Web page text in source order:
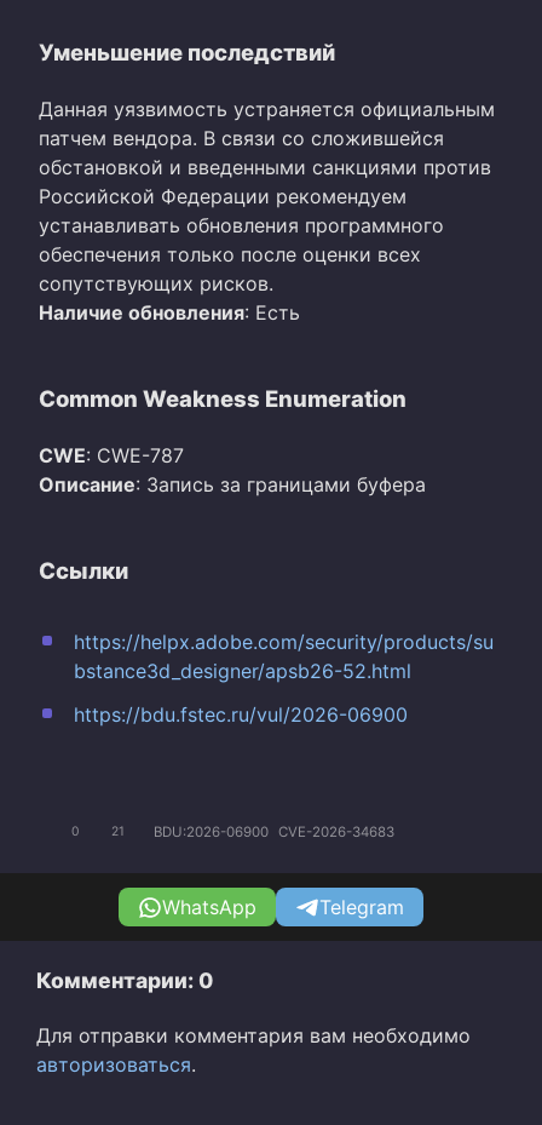
Уменьшение последствий
Данная уязвимость устраняется официальным
патчем вендора. В связи со сложившейся
обстановкой и введенными санкциями против
Российской Федерации рекомендуем
устанавливать обновления программного
обеспечения только после оценки всех
сопутствующих рисков.
Наличие обновления: Есть
Common Weakness Enumeration
CWE: CWE-787
Описание: Запись за границами буфера
Ссылки
https://helpx.adobe.com/security/products/su
bstance3d_designer/apsb26-52.html
https://bdu.fstec.ru/vul/2026-06900
0 21 BDU:2026-06900 CVE-2026-34683
WhatsApp Telegram
Комментарии: 0
Для отправки комментария вам необходимо
авторизоваться.